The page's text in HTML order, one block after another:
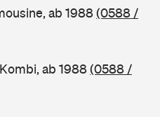
ab 1988(0588 /
ab 1988(0588 /